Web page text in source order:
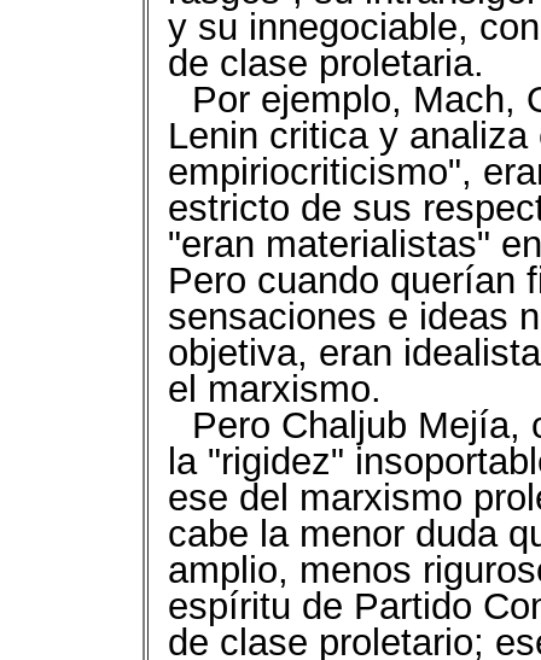
y su innegociable,
de clase proletaria.
Por ejemplo, Mach,
Lenin critica y
empiriocriticismo",
estricto de sus
"eran materialistas"
Pero cuando querían
sensaciones e ideas
objetiva, eran
el marxismo.
Pero Chaljub Mejía,
la "rigidez"
ese del marxismo
cabe la menor duda
amplio, menos
espíritu de Partido
de clase proletario;